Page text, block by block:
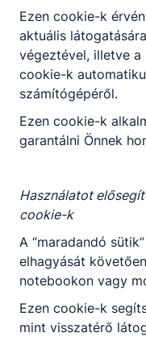
elkészíti az
kiviszi az
asztalához;
barista,
vendégek
kiállítja a
éttermi
Megosztás
Ezen cookie-k
aktuális
végeztével, illetve a
cookie-k
számítógépéről.
Ezen cookie-k
garantálni Önnek
Használatot
cookie-k
A “maradandó
elhagyását
notebookon vagy
Ezen cookie-k
mint visszatérő